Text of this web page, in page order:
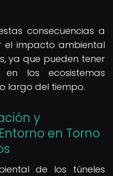
consecuencias a
impacto ambiental
ya que pueden tener
en los ecosistemas
largo del tiempo.
y
en Torno
de los túneles